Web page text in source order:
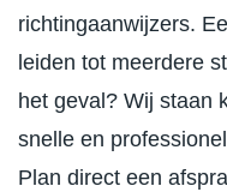
richtingaanwijzers.
leiden tot meerdere
het geval? Wij staan
snelle en
Plan direct een